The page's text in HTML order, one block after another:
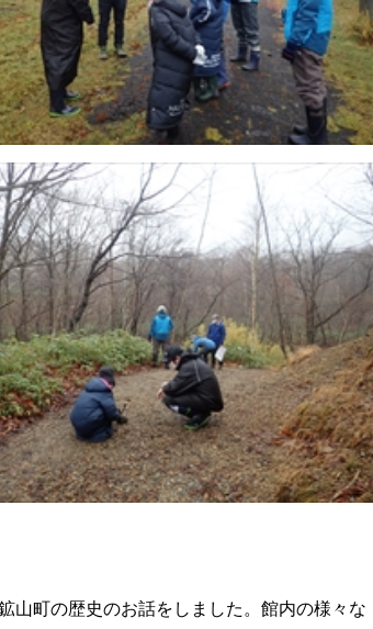
山町の歴史のお話をしました。館内の様々な